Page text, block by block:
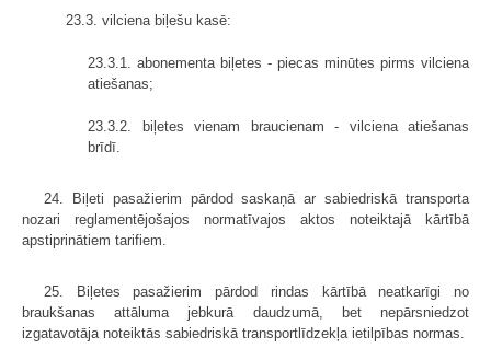
23.3. vilciena biļešu kasē:
23.3.1. abonementa biļetes - piecas minūtes pirms vilciena
atiešanas;
23.3.2. biļetes vienam braucienam - vilciena atiešanas
brīdī.
24. Biļeti pasažierim pārdod saskaņā ar sabiedriskā transporta
nozari reglamentējošajos normatīvajos aktos noteiktajā kārtībā
apstiprinātiem tarifiem.
25. Biļetes pasažierim pārdod rindas kārtībā neatkarīgi no
braukšanas attāluma jebkurā daudzumā, bet nepārsniedzot
izgatavotāja noteiktās sabiedriskā transportlīdzekļa ietilpības normas.